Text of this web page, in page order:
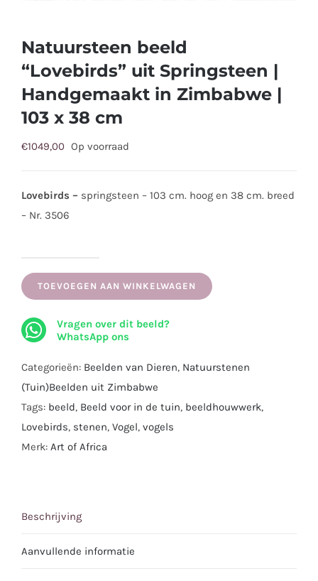
Natuursteen beeld
“Lovebirds” uit Springsteen |
Handgemaakt in Zimbabwe |
103 x 38 cm
€1049,00 Op voorraad
Lovebirds – springsteen – 103 cm. hoog en 38 cm. breed
– Nr. 3506
beeld
uit
Springsteen
|
Handgemaakt
in
Zimbabwe
|
cm
aantal
TOEVOEGEN AAN WINKELWAGEN
Vragen over dit beeld?
WhatsApp ons
Categorieën: Beelden van Dieren, Natuurstenen
(Tuin)Beelden uit Zimbabwe
Tags: beeld, Beeld voor in de tuin, beeldhouwwerk,
Lovebirds, stenen, Vogel, vogels
Merk: Art of Africa
Beschrijving
Aanvullende informatie